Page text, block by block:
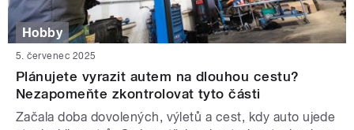
Hobby
5. červenec 2025
Plánujete vyrazit autem na dlouhou cestu?
Nezapomeňte zkontrolovat tyto části
Začala doba dovolených, výletů a cest, kdy auto ujede